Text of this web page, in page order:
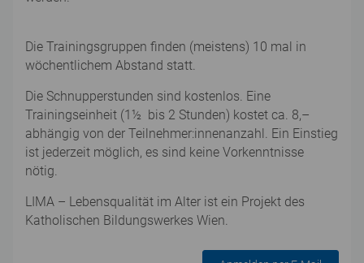
Die Trainingsgruppen finden (meistens) 10 mal in
wöchentlichem Abstand statt.
Die Schnupperstunden sind kostenlos. Eine
Trainingseinheit (1½ bis 2 Stunden) kostet ca. 8,–
abhängig von der Teilnehmer:innenanzahl. Ein Einstieg
ist jederzeit möglich, es sind keine Vorkenntnisse
nötig.
LIMA – Lebensqualität im Alter ist ein Projekt des
Katholischen Bildungswerkes Wien.